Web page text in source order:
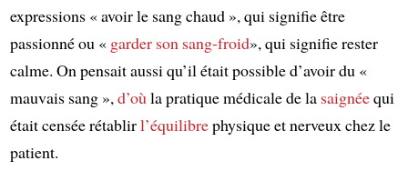
expressions « avoir le sang chaud », qui signifie être
passionné ou « garder son sang-froid», qui signifie rester
calme. On pensait aussi qu’il était possible d’avoir du «
mauvais sang », d’où la pratique médicale de la saignéequi
était censée rétablirl’équilibrephysique et nerveux chez le
patient.